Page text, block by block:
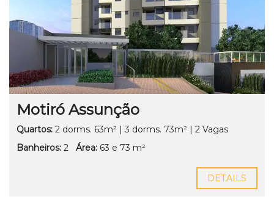
Motiró Assunção
Quartos: 2 dorms. 63m² | 3 dorms. 73m² | 2 Vagas
Banheiros: 2 Área: 63 e 73 m²
DETAILS